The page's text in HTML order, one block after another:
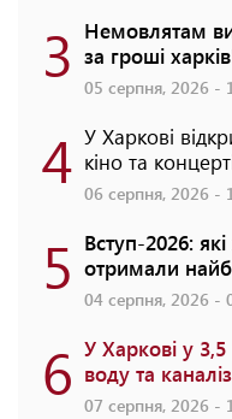
3 Немовлятам
за гроші
05 серпня, 2026 -
4 У Харкові
кіно та
06 серпня, 2026 -
5 Вступ-2026: які
отримали
04 серпня, 2026 -
6 У Харкові у
воду та
07 серпня, 2026 -